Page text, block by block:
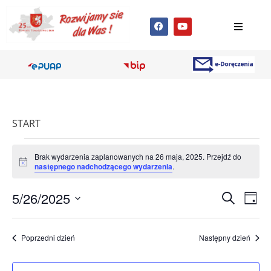
START
Powiadomienie
Brak wydarzenia zaplanowanych na 26 maja, 2025. Przejdź do
następnego nadchodzącego wydarzenia.
po
SzukajDzień
5/26/2025
datę.
Poprzedni dzień Następny dzień